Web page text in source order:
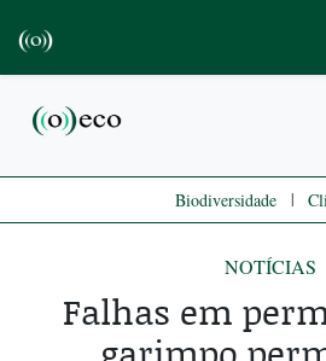
Biodiversidade |
NOTÍCIAS
Falhas em